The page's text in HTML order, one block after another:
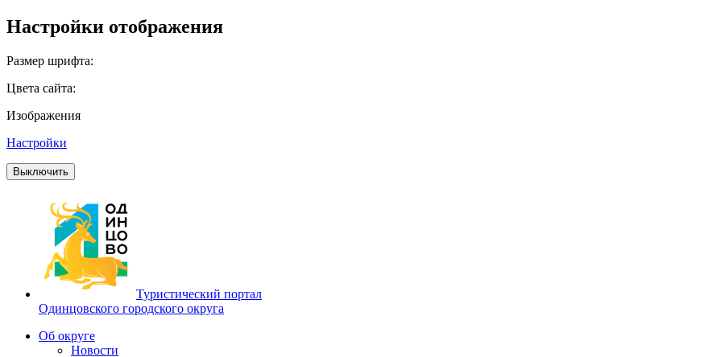
Настройки отображения
Размер шрифта:
Цвета сайта:
Изображения
Настройки
Выключить
Туристический портал
Одинцовского городского округа
Об округе
Новости